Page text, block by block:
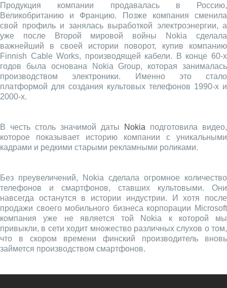
Продукция компании продавалась в Россию,
Великобританию и Францию. Позже компания сменила
свой профиль и занялась выработкой электроэнергии, а
уже после Второй мировой войны Nokia сделала
важнейший в своей истории поворот, купив компанию
Finnish Cable Works, производящей кабели. В конце 60-х
годов была основана Nokia Group, которая занималась
производством электроники. Именно это стало
платформой для создания культовых телефонов 1990-х и
2000-х.
В честь столь значимой даты Nokia подготовила видео,
которое показывает историю компании с уникальными
кадрами и редкими старыми рекламными роликами.
Без преувеличений, Nokia сделала огромное количество
телефонов и смартфонов, ставших культовыми. Они
навсегда останутся в истории индустрии. И хотя после
продажи своего мобильного бизнеса корпорации Microsoft
компания уже не является той Nokia к которой мы
привыкли, в сети ходит множество различных слухов о том,
что в скором времени финский производитель вновь
займется производством смартфонов.